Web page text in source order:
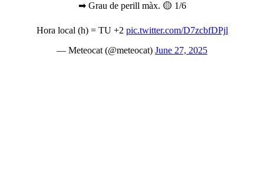
➡ Grau de perill màx. 🟡 1/6
Hora local (h) = TU +2 pic.twitter.com/D7zcbfDPjl
— Meteocat (@meteocat) June 27, 2025